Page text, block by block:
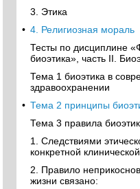
3. Этика
• 4. Религиозная мораль
Тесты по дисциплине
биоэтика», часть II.
Тема 1 биоэтика в
здравоохранении
• Тема 2 принципы
Тема 3 правила
1. Следствиями
конкретной
2. Правило
жизни связано: